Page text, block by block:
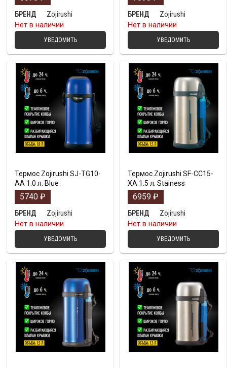
БРЕНД
Zojirushi
Нет в наличии
УВЕДОМИТЬ
БРЕНД
Zojirushi
Нет в наличии
УВЕДОМИТЬ
Термос Zojirushi SJ-TG10-
AA 1.0 л. Blue
5740 ₽
БРЕНД
Zojirushi
Нет в наличии
УВЕДОМИТЬ
Термос Zojirushi SF-CC15-
XA 1.5 л. Stainess
6959 ₽
БРЕНД
Zojirushi
Нет в наличии
УВЕДОМИТЬ